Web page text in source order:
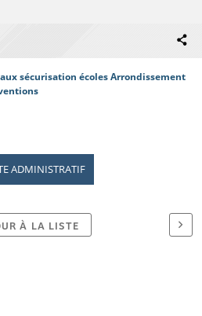
sécurisation écoles Arrondissement
ADMINISTRATIF
À LA LISTE